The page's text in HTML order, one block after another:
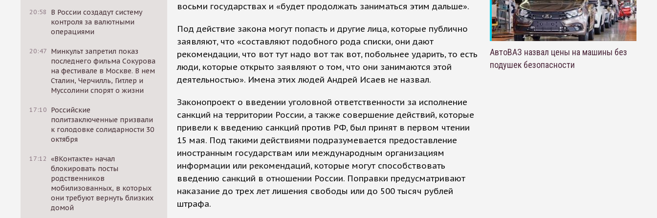
20:58
В России создадут систему
контроля за валютными
операциями
20:47 Минкульт запретил показ
последнего фильма Сокурова
на фестивале в Москве. В нем
Сталин, Черчилль, Гитлер и
Муссолини спорят о жизни
17:10 Российские
политзаключенные призвали
к голодовке солидарности 30
октября
17:12 «ВКонтакте» начал
блокировать посты
родственников
мобилизованных, в которых
они требуют вернуть близких
домой
восьми государствах и «будет продолжать заниматься этим дальше».
Под действие закона могут попасть и другие лица, которые публично
заявляют, что «составляют подобного рода списки, они дают
рекомендации, что вот тут надо вот так вот, побольнее ударить, то есть
люди, которые открыто заявляют о том, что они занимаются этой
деятельностью». Имена этих людей Андрей Исаев не назвал.
Законопроект о введении уголовной ответственности за исполнение
санкций на территории России, а также совершение действий, которые
привели к введению санкций против РФ, был принят в первом чтении
15 мая. Под такими действиями подразумевается предоставление
иностранным государствам или международным организациям
информации или рекомендаций, которые могут способствовать
введению санкций в отношении России. Поправки предусматривают
наказание до трех лет лишения свободы или до 500 тысяч рублей
штрафа.
АвтоВАЗ назвал цены на машины без
подушек безопасности